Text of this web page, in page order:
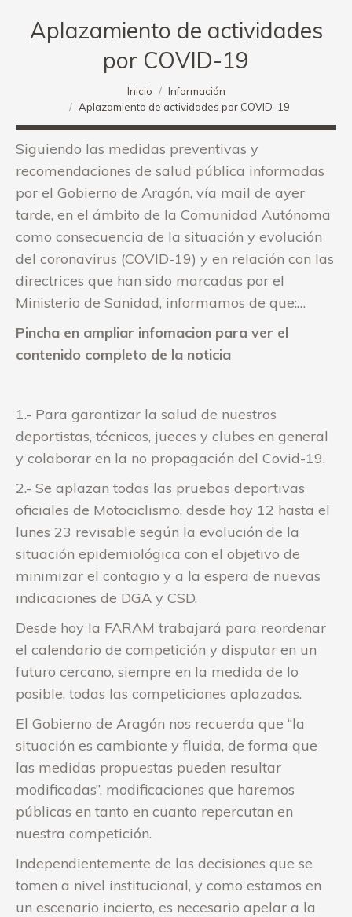
Aplazamiento de actividades
por COVID-19
Inicio
Información
Aplazamiento de actividades por COVID-19
Siguiendo las medidas preventivas y
recomendaciones de salud pública informadas
por el Gobierno de Aragón, vía mail de ayer
tarde, en el ámbito de la Comunidad Autónoma
como consecuencia de la situación y evolución
del coronavirus (COVID-19) y en relación con las
directrices que han sido marcadas por el
Ministerio de Sanidad, informamos de que:…
Pincha en ampliar infomacion para ver el
contenido completo de la noticia
1.- Para garantizar la salud de nuestros
deportistas, técnicos, jueces y clubes en general
y colaborar en la no propagación del Covid-19.
2.- Se aplazan todas las pruebas deportivas
oficiales de Motociclismo, desde hoy 12 hasta el
lunes 23 revisable según la evolución de la
situación epidemiológica con el objetivo de
minimizar el contagio y a la espera de nuevas
indicaciones de DGA y CSD.
Desde hoy la FARAM trabajará para reordenar
el calendario de competición y disputar en un
futuro cercano, siempre en la medida de lo
posible, todas las competiciones aplazadas.
El Gobierno de Aragón nos recuerda que “la
situación es cambiante y fluida, de forma que
las medidas propuestas pueden resultar
modificadas”, modificaciones que haremos
públicas en tanto en cuanto repercutan en
nuestra competición.
Independientemente de las decisiones que se
tomen a nivel institucional, y como estamos en
un escenario incierto, es necesario apelar a la